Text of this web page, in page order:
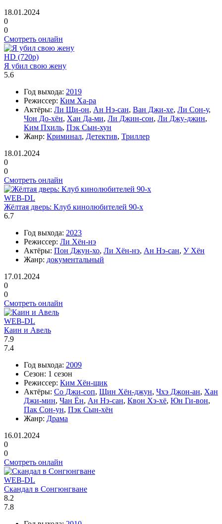
18.01.2024
0
0
Смотреть онлайн
HD (720p)
Я убил свою жену
5.6
Год выхода: 2019
Режиссер: Ким Ха-ра
Актёры: Ли Щи-он, Ан Нэ-сан, Ван Джи-хе, Ли Сон-у,
Чон До-хён, Хан Да-ми, Ли Джин-сон, Ли Джу-джин,
Ким Пхиль, Пэк Сын-хун
Жанр: Криминал, Детектив, Триллер
18.01.2024
0
0
Смотреть онлайн
WEB-DL
Жёлтая дверь: Клуб кинолюбителей 90-х
6.7
Год выхода: 2023
Режиссер: Ли Хён-нэ
Актёры: Пон Джун-хо, Ли Хён-нэ, Ан Нэ-сан, У Хён
Жанр: документальный
17.01.2024
0
0
Смотреть онлайн
WEB-DL
Каин и Авель
7.9
7.4
Год выхода: 2009
Сезон: 1 сезон
Режиссер: Ким Хён-щик
Актёры: Со Джи-соп, Щин Хён-джун, Чхэ Джон-ан, Хан
Джи-мин, Чан Ён, Ан Нэ-сан, Квон Хэ-хё, Юн Ги-вон,
Пак Сон-ун, Пэк Сын-хён
Жанр: Драма
16.01.2024
0
0
Смотреть онлайн
WEB-DL
Скандал в Сонгюнгване
8.2
7.8